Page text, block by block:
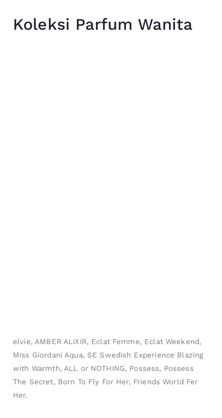
Koleksi Parfum Wanita
elvie, AMBER ALIXIR, Eclat Femme, Eclat Weekend,
Miss Giordani Aqua, SE Swedish Experience Blazing
with Warmth, ALL or NOTHING, Possess, Possess
The Secret, Born To Fly For Her, Friends World Fer
Her.